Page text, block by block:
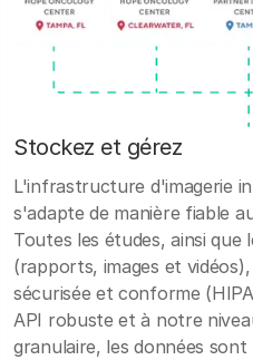
Stockez et gérez
L'infrastructure d'imagerie
s'adapte de manière fiable
Toutes les études, ainsi que
(rapports, images et
sécurisée et conforme
API robuste et à notre
granulaire, les données